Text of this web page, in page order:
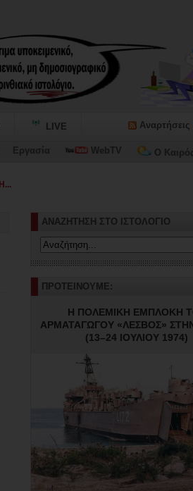
LIVE Αναρτήσεις
Εργασία WebTV Ο Καιρός
ΑΝΑΖΗΤΗΣΗ ΣΤΟ ΙΣΤΟΛΟΓΙΟ
ΠΡΟΤΕΙΝΟΥΜΕ:
Η ΠΟΛΕΜΙΚΗ ΕΜΠΛΟΚΗ
ΑΡΜΑΤΑΓΩΓΟΥ «ΛΕΣΒΟΣ»
(13–24 ΙΟΥΛΙΟΥ 1974)